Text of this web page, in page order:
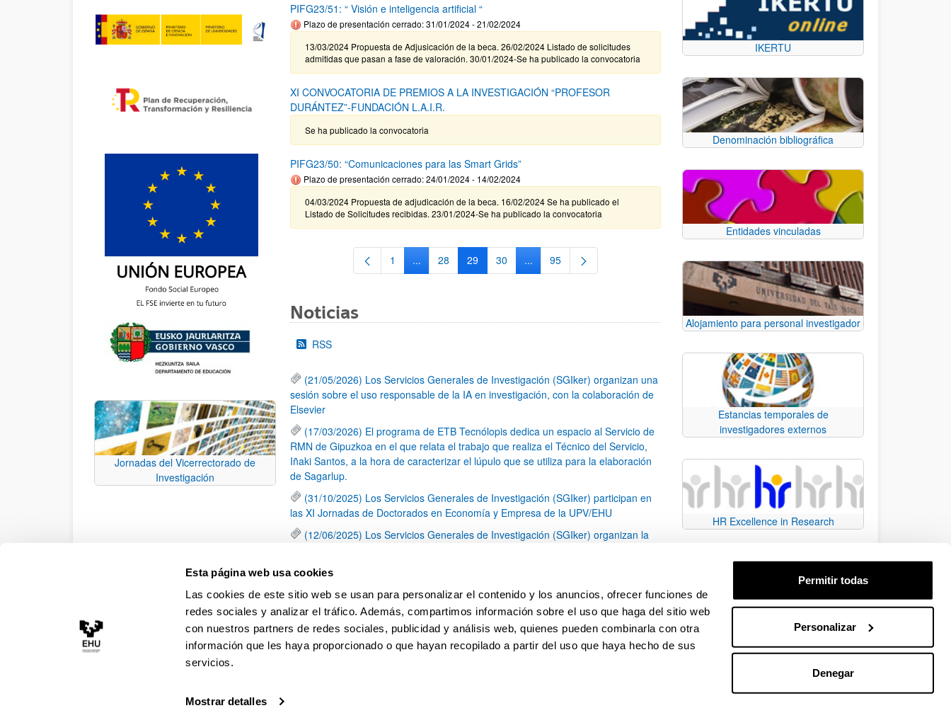
Esta página web usa cookies
Las cookies de este sitio web se usan para personalizar el contenido y los anuncios, ofrecer funciones de
redes sociales y analizar el tráfico. Además, compartimos información sobre el uso que haga del sitio web
con nuestros partners de redes sociales, publicidad y análisis web, quienes pueden combinarla con otra
información que les haya proporcionado o que hayan recopilado a partir del uso que haya hecho de sus
servicios.
Mostrar detalles
Permitir todas
Personalizar
Denegar
Jornadas del Vicerrectorado de
Investigación
PIFG23/51: “ Visión e inteligencia artificial “
Plazo de presentación cerrado: 31/01/2024 - 21/02/2024
13/03/2024 Propuesta de Adjusicación de la beca. 26/02/2024 Listado de solicitudes
admitidas que pasan a fase de valoración. 30/01/2024-Se ha publicado la convocatoria
XI CONVOCATORIA DE PREMIOS A LA INVESTIGACIÓN “PROFESOR
DURÁNTEZ”-FUNDACIÓN L.A.I.R.
Se ha publicado la convocatoria
PIFG23/50: “Comunicaciones para las Smart Grids”
Plazo de presentación cerrado: 24/01/2024 - 14/02/2024
04/03/2024 Propuesta de adjudicación de la beca. 16/02/2024 Se ha publicado el
Listado de Solicitudes recibidas. 23/01/2024-Se ha publicado la convocatoria
Página
1 ...Páginas intermedias Use TAB para desplazarse.
Página
28 Página
29 Página
30 ...Páginas intermedias Use TAB para desplazarse.
Página
95
Noticias
RSS
(21/05/2026) Los Servicios Generales de Investigación (SGIker) organizan una
sesión sobre el uso responsable de la IA en investigación, con la colaboración de
Elsevier
(17/03/2026) El programa de ETB Tecnólopis dedica un espacio al Servicio de
RMN de Gipuzkoa en el que relata el trabajo que realiza el Técnico del Servicio,
Iñaki Santos, a la hora de caracterizar el lúpulo que se utiliza para la elaboración
de Sagarlup.
(31/10/2025) Los Servicios Generales de Investigación (SGIker) participan en
las XI Jornadas de Doctorados en Economía y Empresa de la UPV/EHU
(12/06/2025) Los Servicios Generales de Investigación (SGIker) organizan la
una caracterización química de dos variedades de lúpulo silvestre
Página
1 Página
2 Página
3 ...
Páginas intermedias Use TAB para desplazarse.
Página
79
IKERTU
Denominación bibliográfica
Entidades vinculadas
Alojamiento para personal investigador
Estancias temporales de
investigadores externos
HR Excellence in Research